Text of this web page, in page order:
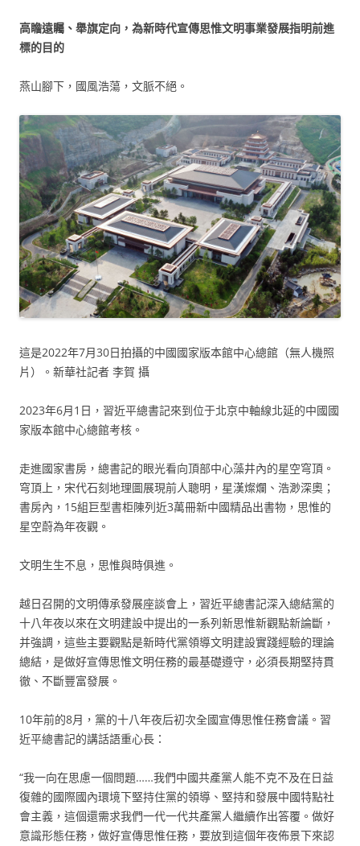
高瞻遠矚、舉旗定向，為新時代宣傳思惟文明事業發展指明前進
標的目的
燕山腳下，國風浩蕩，文脈不絕。
這是2022年7月30日拍攝的中國國家版本館中心總館（無人機照
片）。新華社記者 李賀 攝
2023年6月1日，習近平總書記來到位于北京中軸線北延的中國國
家版本館中心總館考核。
走進國家書房，總書記的眼光看向頂部中心藻井內的星空穹頂。
穹頂上，宋代石刻地理圖展現前人聰明，星漢燦爛、浩渺深奧；
書房內，15組巨型書柜陳列近3萬冊新中國精品出書物，思惟的
星空蔚為年夜觀。
文明生生不息，思惟與時俱進。
越日召開的文明傳承發展座談會上，習近平總書記深入總結黨的
十八年夜以來在文明建設中提出的一系列新思惟新觀點新論斷，
并強調，這些主要觀點是新時代黨領導文明建設實踐經驗的理論
總結，是做好宣傳思惟文明任務的最基礎遵守，必須長期堅持貫
徹、不斷豐富發展。
10年前的8月，黨的十八年夜后初次全國宣傳思惟任務會議。習
近平總書記的講話語重心長：
“我一向在思慮一個問題……我們中國共產黨人能不克不及在日益
復雜的國際國內環境下堅持住黨的領導、堅持和發展中國特點社
會主義，這個還需求我們一代一代共產黨人繼續作出答覆。做好
意識形態任務，做好宣傳思惟任務，要放到這個年夜佈景下來認